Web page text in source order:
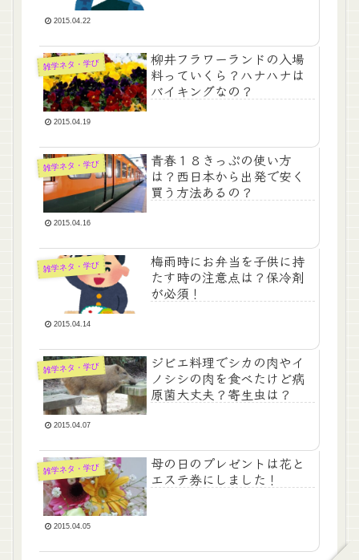
2015.04.22
雑学ネタ・学び
柳井フラワーランドの入場
料っていくら？ハナハナは
バイキングなの？
2015.04.19
雑学ネタ・学び
青春１８きっぷの使い方
は？西日本から出発で安く
買う方法あるの？
2015.04.16
雑学ネタ・学び
梅雨時にお弁当を子供に持
たす時の注意点は？保冷剤
が必須！
2015.04.14
雑学ネタ・学び
ジビエ料理でシカの肉やイ
ノシシの肉を食べたけど病
原菌大丈夫？寄生虫は？
2015.04.07
雑学ネタ・学び
母の日のプレゼントは花と
エステ券にしました！
2015.04.05